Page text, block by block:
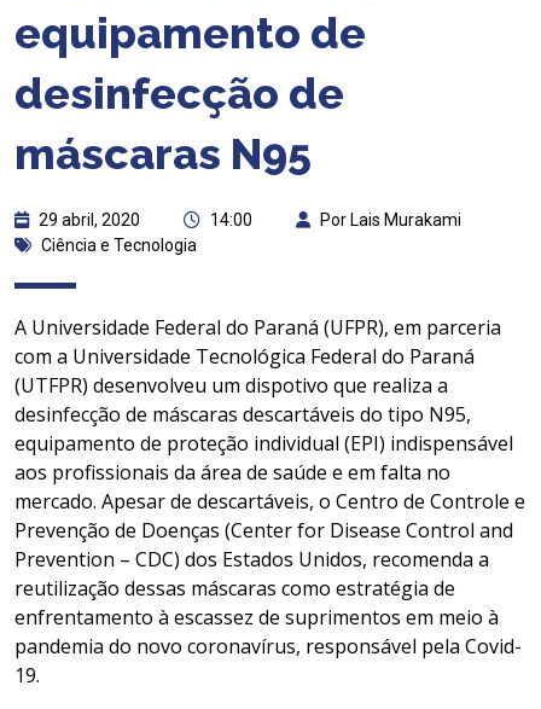
equipamento de
desinfecção de
máscaras N95
29 abril, 2020 14:00
Por Lais Murakami
Ciência e Tecnologia
A Universidade Federal do Paraná (UFPR), em parceria
com a Universidade Tecnológica Federal do Paraná
(UTFPR) desenvolveu um dispotivo que realiza a
desinfecção de máscaras descartáveis do tipo N95,
equipamento de proteção individual (EPI) indispensável
aos profissionais da área de saúde e em falta no
mercado. Apesar de descartáveis, o Centro de Controle e
Prevenção de Doenças (Center for Disease Control and
Prevention – CDC) dos Estados Unidos, recomenda a
reutilização dessas máscaras como estratégia de
enfrentamento à escassez de suprimentos em meio à
pandemia do novo coronavírus, responsável pela Covid-
19.